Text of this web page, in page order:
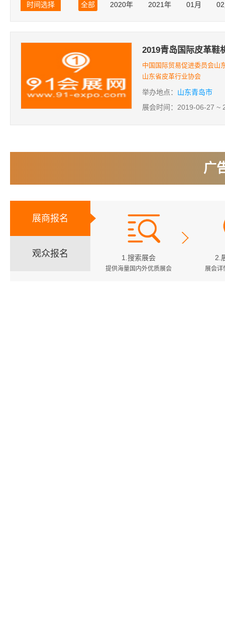
时间选择 全部 2020年 2021年 01月
2019青岛国际皮革鞋
中国国际贸易促进委员会山
山东省皮革行业协会
举办地点： 山东青岛市
展会时间：2019-06-27 ~
广
展商报名
观众报名 1.搜索展会
提供海量国内外优质展会
2.
展会详